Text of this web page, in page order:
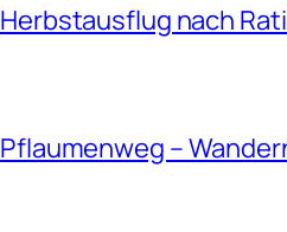
Herbstausflug nach
Pflaumenweg –